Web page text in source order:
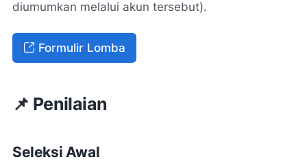
diumumkan melalui akun tersebut).
Formulir Lomba
📌 Penilaian
Seleksi Awal